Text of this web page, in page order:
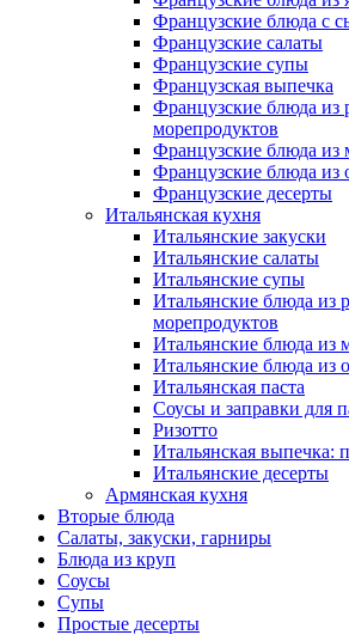
Французские блюда с
Французские салаты
Французские супы
Французская выпечка
Французские блюда из
морепродуктов
Французские блюда из
Французские блюда из
Французские десерты
Итальянская кухня
Итальянские закуски
Итальянские салаты
Итальянские супы
Итальянские блюда из
морепродуктов
Итальянские блюда из
Итальянские блюда из
Итальянская паста
Соусы и заправки для
Ризотто
Итальянская выпечка:
Итальянские десерты
Армянская кухня
Вторые блюда
Салаты, закуски, гарниры
Блюда из круп
Соусы
Супы
Простые десерты